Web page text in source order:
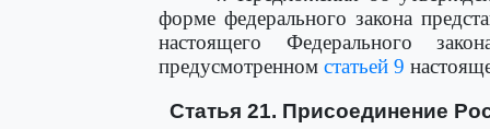
форме федерального закона
настоящего Федерального
предусмотренном статьей 9
Статья 21. Присоединение